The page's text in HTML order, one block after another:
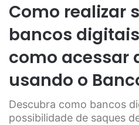
Como realizar
bancos
como acessar
usando o
Descubra como bancos
possibilidade de saques